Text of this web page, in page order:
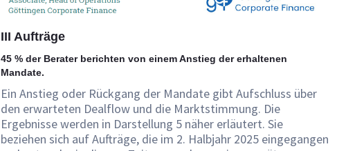
III Aufträge
45 % der Berater berichten von einem Anstieg der erhaltenen
Mandate.
Ein Anstieg oder Rückgang der Mandate gibt Aufschluss über
den erwarteten Dealflow und die Marktstimmung. Die
Ergebnisse werden in Darstellung 5 näher erläutert. Sie
beziehen sich auf Aufträge, die im 2. Halbjahr 2025 eingegangen